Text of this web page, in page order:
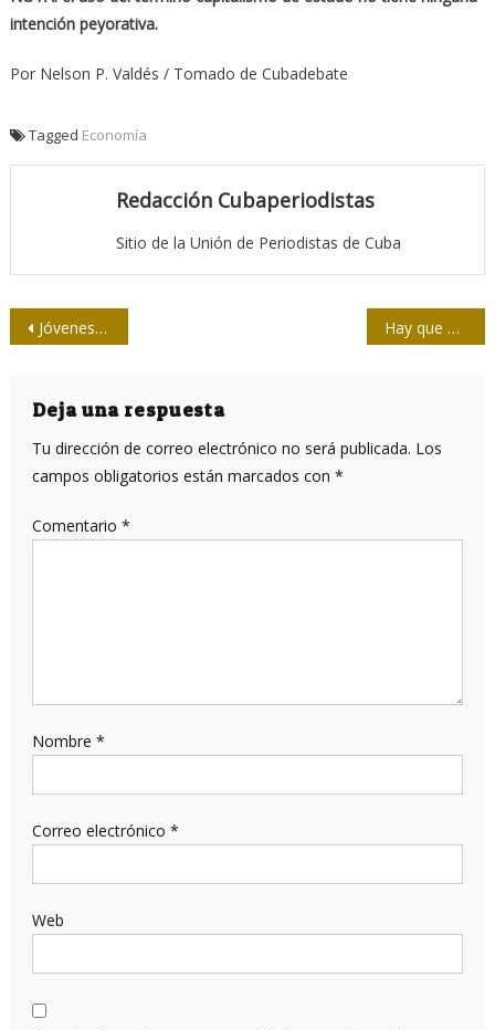
intención peyorativa.
Por Nelson P. Valdés / Tomado de Cubadebate
Tagged Economía
Redacción Cubaperiodistas
Sitio de la Unión de Periodistas de Cuba
Navegación
entradas
Jóvenes periodistas santiagueros dialogan sobre Periodismo, Ética y Revolución Hay que decirlo todo
Deja una respuesta
Tu dirección de correo electrónico no será publicada. Los
campos obligatorios están marcados con *
Comentario *
Nombre *
Correo electrónico *
Web